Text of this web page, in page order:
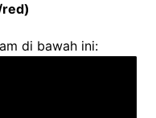
red)
di bawah ini: